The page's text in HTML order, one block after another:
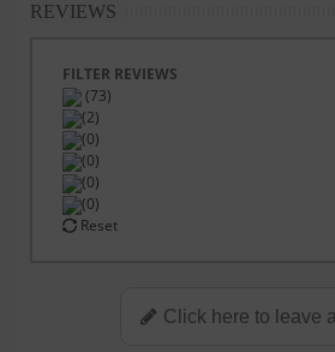
REVIEWS
FILTER REVIEWS
(73)
(2)
(0)
(0)
(0)
(0)
Reset
Click here to leave